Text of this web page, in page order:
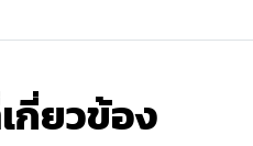
กี่ยวข้อง